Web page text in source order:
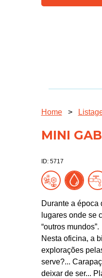
Home >
MINI
ID: 5717
Durante a época
lugares onde se
“outros mundos”.
Nesta oficina, a
explorações
serve?...
deixar de ser...